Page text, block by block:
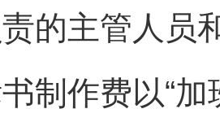
的主管人员
制作费以“